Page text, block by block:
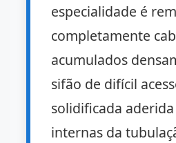
especialidade é
completamente
acumulados
sifão de difícil
solidificada
internas da